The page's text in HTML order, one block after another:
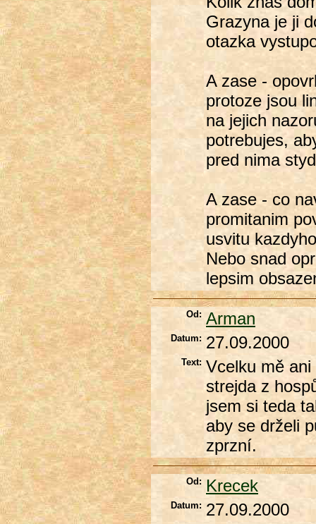
Grazyna je ji
otazka
A zase -
protoze jsou
na jejich
potrebujes,
pred nima
A zase - co
promitanim
usvitu
Nebo snad
lepsim
Od: Arman
Datum: 27.09.2000
Text: Vcelku mě
strejda z
jsem si teda
aby se drželi
zprzní.
Od: Krecek
Datum: 27.09.2000